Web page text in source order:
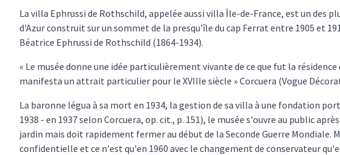
La villa Ephrussi de Rothschild, appelée aussi villa Île-de-France, est un des
d'Azur construit sur un sommet de la presqu'île du cap Ferrat entre 1905 et
Béatrice Ephrussi de Rothschild (1864-1934).
« Le musée donne une idée particulièrement vivante de ce que fut la
manifesta un attrait particulier pour le XVIIIe siècle » Corcuera (Vogue
La baronne légua à sa mort en 1934, la gestion de sa villa à une fondation
1938 - en 1937 selon Corcuera, op. cit., p. 151), le musée s'ouvre au public
jardin mais doit rapidement fermer au début de la Seconde Guerre Mondiale.
confidentielle et ce n'est qu'en 1960 avec le changement de conservateur